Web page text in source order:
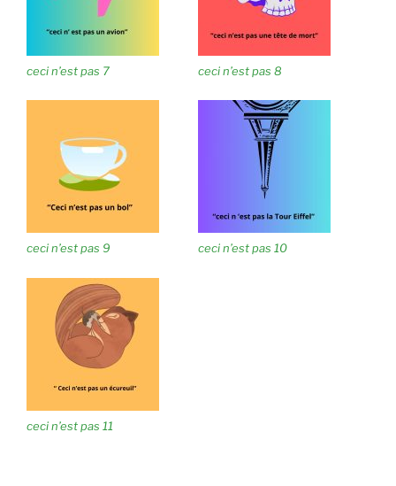
ceci n’est pas 7 ceci n’est pas 8
ceci n’est pas 9 ceci n’est pas 10
ceci n’est pas 11